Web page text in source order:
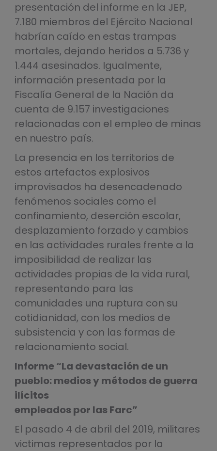
presentación del informe en la JEP,
7.180 miembros del Ejército Nacional
habrían caído en estas trampas
mortales, dejando heridos a 5.736 y
1.444 asesinados. Igualmente,
información presentada por la
Fiscalía General de la Nación da
cuenta de 9.157 investigaciones
relacionadas con el empleo de minas
en nuestro país.
La presencia en los territorios de
estos artefactos explosivos
improvisados ha desencadenado
fenómenos sociales como el
confinamiento, deserción escolar,
desplazamiento forzado y cambios
en las actividades rurales frente a la
imposibilidad de realizar las
actividades propias de la vida rural,
representando para las
comunidades una ruptura con su
cotidianidad, con los medios de
subsistencia y con las formas de
relacionamiento social.
Informe “La devastación de un
pueblo: medios y métodos de guerra
ilícitos
empleados por las Farc”
El pasado 4 de abril del 2019, militares
victimas representados por la